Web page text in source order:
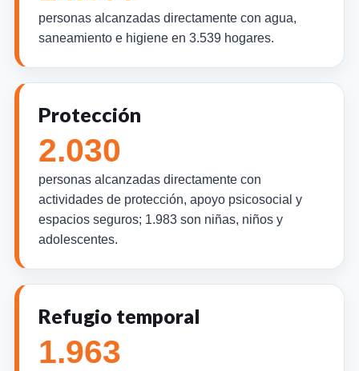
personas alcanzadas directamente con agua,
saneamiento e higiene en 3.539 hogares.
Protección
2.030
personas alcanzadas directamente con
actividades de protección, apoyo psicosocial y
espacios seguros; 1.983 son niñas, niños y
adolescentes.
Refugio temporal
1.963